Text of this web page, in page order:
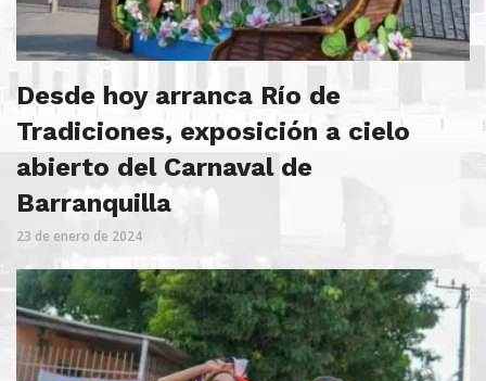
Desde hoy arranca Río de
Tradiciones, exposición a cielo
abierto del Carnaval de
Barranquilla
23 de enero de 2024